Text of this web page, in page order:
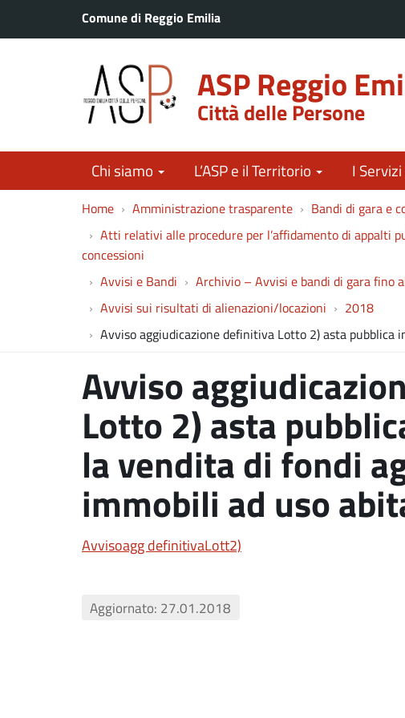
Comune di Reggio Emilia
ASP Reggio
Città delle Persone
Chi siamo L’ASP e il Territorio I Servizi
Home Amministrazione trasparente
Bandi di gara e
Atti relativi alle procedure per l’affidamento di appalti
concessioni
Avvisi e Bandi
Archivio – Avvisi e bandi di gara fino
Avvisi sui risultati di alienazioni/locazioni
2018
Avviso aggiudicazione definitiva Lotto 2) asta
Avviso
Lotto 2) asta
la vendita di fondi
immobili ad uso
Avvisoagg definitivaLott2)
Aggiornato: 27.01.2018